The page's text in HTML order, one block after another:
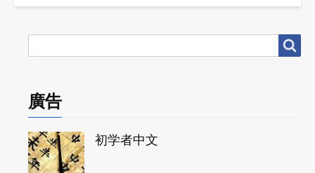
尋
廣告
初学者中文